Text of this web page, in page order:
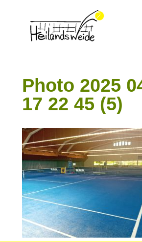
Photo 2025
17 22 45 (5)